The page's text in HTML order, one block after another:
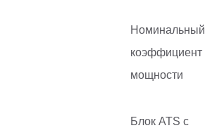
Номинальный
коэффициент
мощности
Блок ATS с